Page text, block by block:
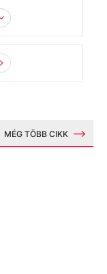
MÉG TÖBB CIKK